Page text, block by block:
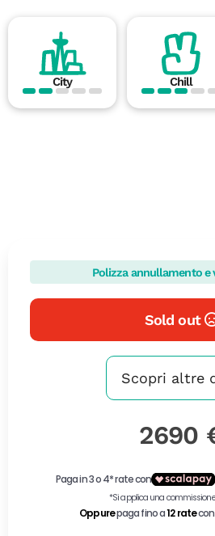
City Chill
Polizza annullamento e
Sold out
Scopri altre
2690